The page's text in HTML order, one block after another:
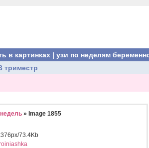
в картинках | узи по неделям
триместр
» Image 1855
73.4Kb